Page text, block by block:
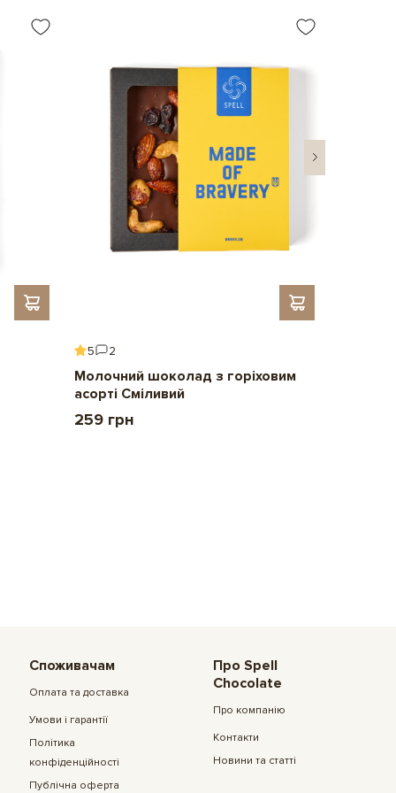
5 2
Молочний шоколад з горіховим
асорті Сміливий
259 грн
Споживачам
Оплата та доставка
Умови і гарантії
Політика
конфіденційності
Публічна оферта
Про Spell
Chocolate
Про компанію
Контакти
Новини та статті